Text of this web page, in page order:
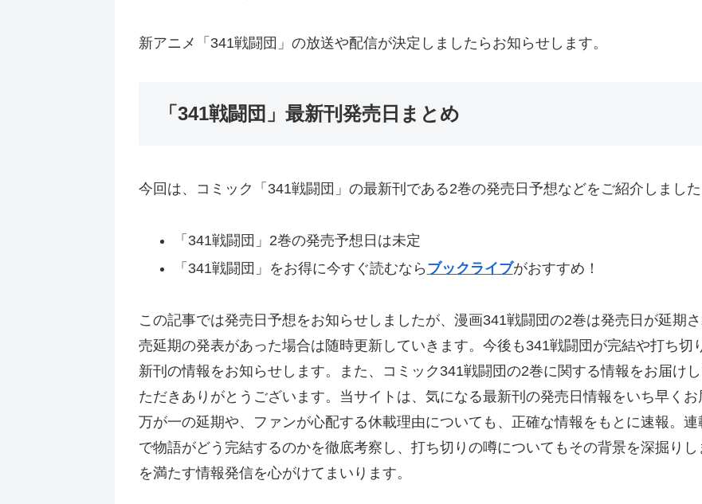
新アニメ「341戦闘団」の放送や配信が決定しましたらお知らせします。
「341戦闘団」最新刊発売日まとめ
今回は、コミック「341戦闘団」の最新刊である2巻の発売日予想などをご紹介しました
「341戦闘団」2巻の発売予想日は未定
「341戦闘団」をお得に今すぐ読むなら ブックライブがおすすめ！
この記事では発売日予想をお知らせしましたが、漫画341戦闘団の2巻は発売日が延期
売延期の発表があった場合は随時更新していきます。今後も341戦闘団が完結や打ち切
新刊の情報をお知らせします。また、コミック341戦闘団の2巻に関する情報をお届け
ただきありがとうございます。当サイトは、気になる最新刊の発売日情報をいち早くお
万が一の延期や、ファンが心配する休載理由についても、正確な情報をもとに速報。
で物語がどう完結するのかを徹底考察し、打ち切りの噂についてもその背景を深掘り
を満たす情報発信を心がけてまいります。